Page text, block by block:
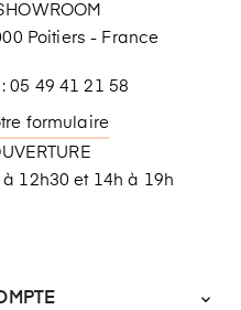
Poitiers - France
05 49 41 21 58
formulaire
12h30 et 14h à 19h
